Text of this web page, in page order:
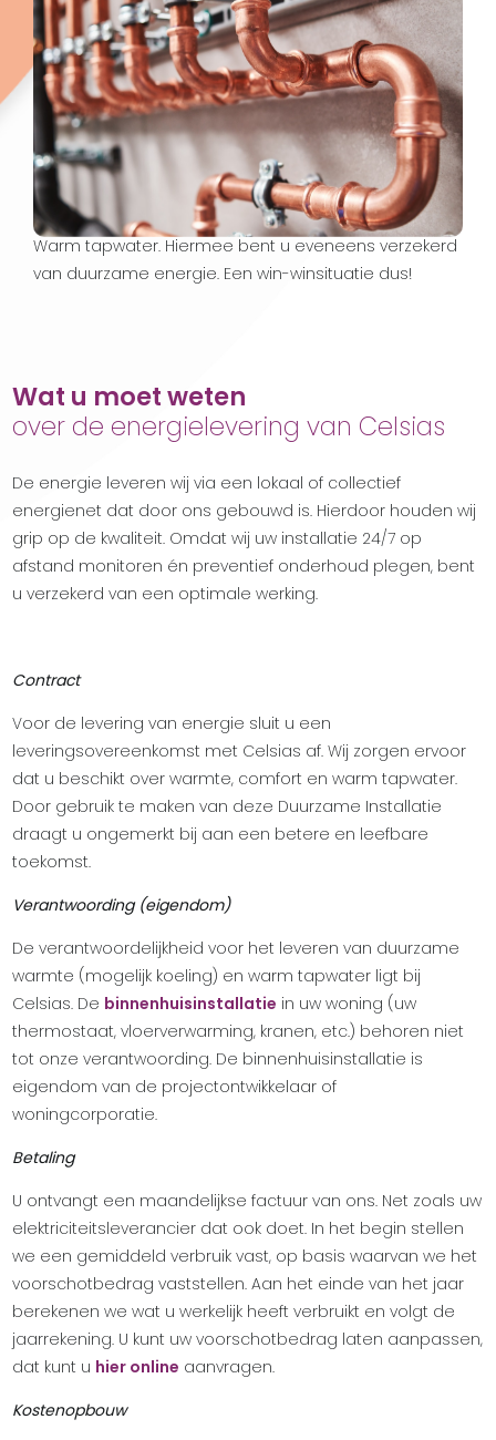
Celsias levert mij
duurzame energie
Celsias voorziet in een optimaal leefcomfort voor u.
Dit realiseren wij door het leveren van Warmte en
Warm tapwater. Hiermee bent u eveneens verzekerd
van duurzame energie. Een win-winsituatie dus!
Wat u moet weten
over de energielevering van Celsias
De energie leveren wij via een lokaal of collectief
energienet dat door ons gebouwd is. Hierdoor houden wij
grip op de kwaliteit. Omdat wij uw installatie 24/7 op
afstand monitoren én preventief onderhoud plegen, bent
u verzekerd van een optimale werking.
Contract
Voor de levering van energie sluit u een
leveringsovereenkomst met Celsias af. Wij zorgen ervoor
dat u beschikt over warmte, comfort en warm tapwater.
Door gebruik te maken van deze Duurzame Installatie
draagt u ongemerkt bij aan een betere en leefbare
toekomst.
Verantwoording (eigendom)
De verantwoordelijkheid voor het leveren van duurzame
warmte (mogelijk koeling) en warm tapwater ligt bij
Celsias. De binnenhuisinstallatie in uw woning (uw
thermostaat, vloerverwarming, kranen, etc.) behoren niet
tot onze verantwoording. De binnenhuisinstallatie is
eigendom van de projectontwikkelaar of
woningcorporatie.
Betaling
U ontvangt een maandelijkse factuur van ons. Net zoals uw
elektriciteitsleverancier dat ook doet. In het begin stellen
we een gemiddeld verbruik vast, op basis waarvan we het
voorschotbedrag vaststellen. Aan het einde van het jaar
berekenen we wat u werkelijk heeft verbruikt en volgt de
jaarrekening. U kunt uw voorschotbedrag laten aanpassen,
dat kunt u hier online aanvragen.
Kostenopbouw